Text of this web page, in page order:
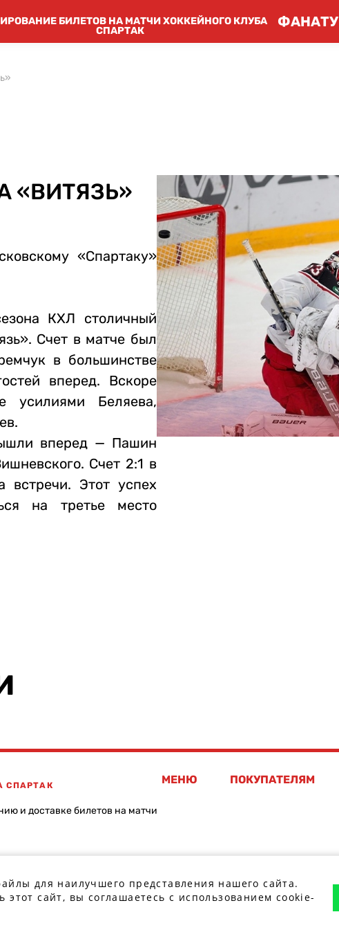
для наилучшего представления нашего сайта.
этот сайт, вы соглашаетесь с использованием cookie-
БИЛЕТОВ НА МАТЧИ ХОККЕЙНОГО КЛУБА
СПАРТАК
ФАНАТУ
«ВИТЯЗЬ»
«Спартаку»
КХЛ столичный
Счет в матче был
в большинстве
вперед. Вскоре
усилиями Беляева,
вперед — Пашин
Счет 2:1 в
встречи. Этот успех
на третье место
СПАРТАК
и доставке билетов на матчи
МЕНЮ ПОКУПАТЕЛЯМ